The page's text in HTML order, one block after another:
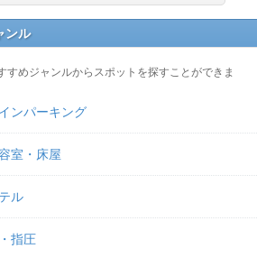
ンル
すめジャンルからスポットを探すことができま
ンパーキング
室・床屋
ル
指圧